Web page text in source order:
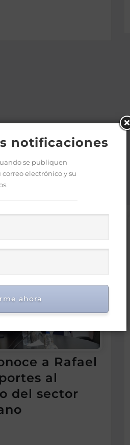
a Rafael
al
del sector
notificaciones
se publiquen
electrónico y su
ahora